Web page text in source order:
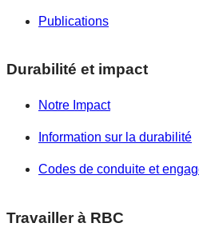
Publications
Durabilité et impact
Notre Impact
Information sur la durabilité
Codes de conduite et
Travailler à RBC